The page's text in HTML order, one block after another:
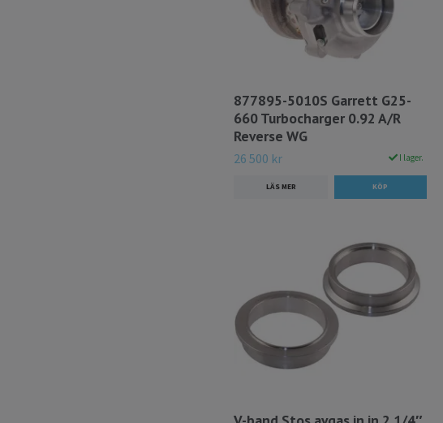
877895-5010S Garrett G25-
660 Turbocharger 0.92 A/R
Reverse WG
26 500 kr I lager.
LÄS MER